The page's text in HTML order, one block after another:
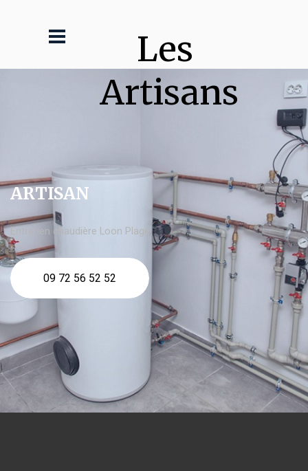
Les
Artisans
ARTISAN
Entretien chaudière Loon Plage
09 72 56 52 52